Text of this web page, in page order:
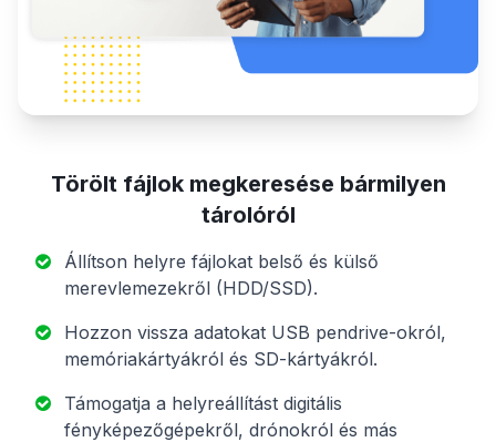
Törölt fájlok megkeresése bármilyen
tárolóról
Állítson helyre fájlokat belső és külső
merevlemezekről (HDD/SSD).
Hozzon vissza adatokat USB pendrive-okról,
memóriakártyákról és SD-kártyákról.
Támogatja a helyreállítást digitális
fényképezőgépekről, drónokról és más